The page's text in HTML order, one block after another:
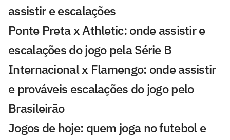
assistir e escalações
Ponte Preta x Athletic: onde assistir e
escalações do jogo pela Série B
Internacional x Flamengo: onde assistir
e prováveis escalações do jogo pelo
Brasileirão
Jogos de hoje: quem joga no futebol e